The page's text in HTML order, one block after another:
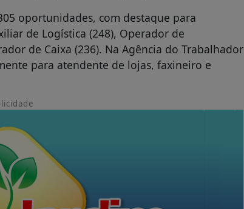
oportunidades, com destaque para
de Logística (248), Operador de
de Caixa (236). Na Agência do Trabalhador
para atendente de lojas, faxineiro e